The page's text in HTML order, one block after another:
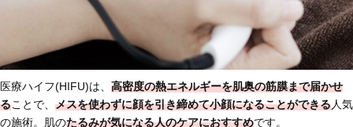
医療ハイフ(HIFU)は、 高密度の熱エネルギーを肌奥の筋膜まで届かせ
ることで、 メスを使わずに顔を引き締めて小顔になることができる人気
の施術。肌のたるみが気になる人のケアにおすすめです。